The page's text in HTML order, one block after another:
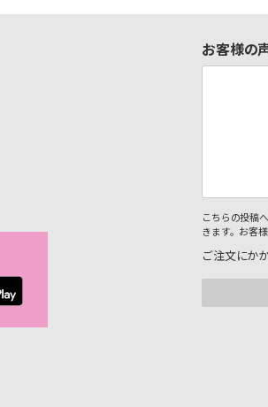
お客様の
こちらの投稿
きます。お客
ご注文にか